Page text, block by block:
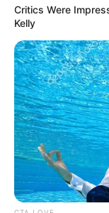
Sobre o Incentivo
Em todo o Brasil,
passaram a pagar
própria. Ou seja,
saúde e agentes
passará a pagar o
portarias.
O argumento de que
Critics Were
Kelly